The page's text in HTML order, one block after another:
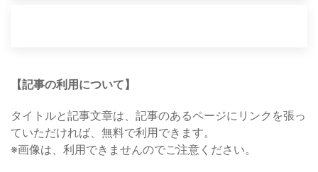
【記事の利用について】
タイトルと記事文章は、記事のあるページにリンクを張っ
ていただければ、無料で利用できます。
※画像は、利用できませんのでご注意ください。